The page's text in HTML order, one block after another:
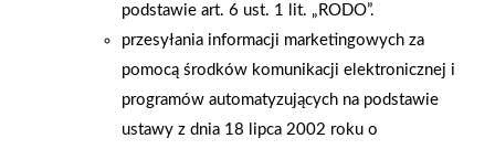
AKTUALNOŚCI
podstawie art. 6 ust. 1 lit. „RODO”.
przesyłania informacji marketingowych za
pomocą środków komunikacji elektronicznej i
programów automatyzujących na podstawie
ustawy z dnia 18 lipca 2002 roku o